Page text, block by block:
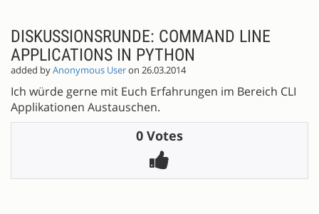
DISKUSSIONSRUNDE: COMMAND LINE
APPLICATIONS IN PYTHON
added byAnonymous Useron 26.03.2014
Ich würde gerne mit Euch Erfahrungen im Bereich CLI
Applikationen Austauschen.
0 Votes